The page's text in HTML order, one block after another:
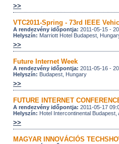
>>
VTC2011-Spring - 73rd IEEE
A rendezvény időpontja: 2011-05-15 -
Helyszín: Marriott Hotel Budapest,
>>
Future Internet Week
A rendezvény időpontja: 2011-05-16 -
Helyszín: Budapest, Hungary
>>
FUTURE INTERNET
A rendezvény időpontja: 2011-05-17
Helyszín: Hotel Intercontinental
>>
MAGYAR INNOVÁCIÓS